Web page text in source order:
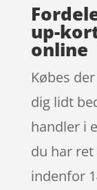
up-
online
Købes
dig lidt
handler i
du har
indenfor